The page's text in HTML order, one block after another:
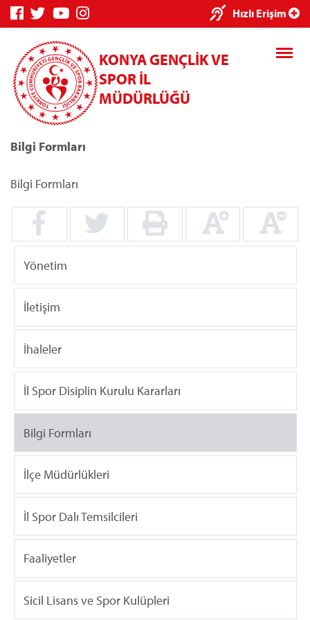
Hızlı Erişim
KONYA GENÇLİK VE
SPOR İL
MÜDÜRLÜĞÜ
Bilgi Formları
Bilgi Formları
Yönetim
İletişim
İhaleler
İl Spor Disiplin Kurulu Kararları
Bilgi Formları
İlçe Müdürlükleri
İl Spor Dalı Temsilcileri
Faaliyetler
Sicil Lisans ve Spor Kulüpleri
×
Genç Bilgi
Kredi/Yurt E-